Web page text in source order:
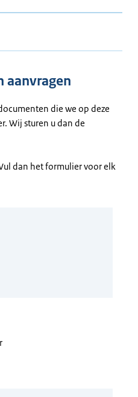
aanvragen
die we op deze
Wij sturen u dan de
dan het formulier voor elk